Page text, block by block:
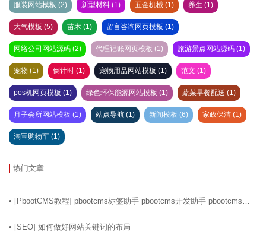
服装网站模板 (2) 新型材料 (1) 五金机械 (1) 养生 (1)
大气模板 (5) 苗木 (1) 留言咨询网页模板 (1)
网络公司网站源码 (2) 代理记账网页模板 (1) 旅游景点网站源码 (1)
宠物 (1) 倒计时 (1) 宠物用品网站模板 (1) 范文 (1)
pos机网页模板 (1) 绿色环保能源网站模板 (1) 蔬菜早餐配送 (1)
月子会所网站模板 (1) 站点导航 (1) 新闻模板 (6) 家政保洁 (1)
淘宝购物车 (1)
热门文章
• [PbootCMS教程] pbootcms标签助手 pbootcms开发助手 pbootcms模
• [SEO] 如何做好网站关键词的布局